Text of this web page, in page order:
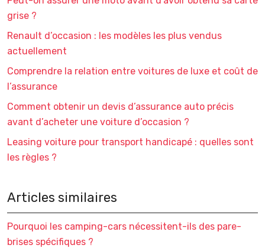
grise ?
Renault d’occasion : les modèles les plus vendus
actuellement
Comprendre la relation entre voitures de luxe et coût de
l’assurance
Comment obtenir un devis d’assurance auto précis
avant d’acheter une voiture d’occasion ?
Leasing voiture pour transport handicapé : quelles sont
les règles ?
Articles similaires
Pourquoi les camping-cars nécessitent-ils des pare-
brises spécifiques ?